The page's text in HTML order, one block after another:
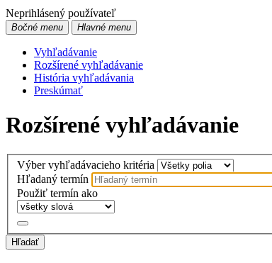
Neprihlásený používateľ
Bočné menu Hlavné menu
Vyhľadávanie
Rozšírené vyhľadávanie
História vyhľadávania
Preskúmať
Rozšírené vyhľadávanie
Výber vyhľadávacieho kritéria
Hľadaný termín
Použiť termín ako
Hľadať